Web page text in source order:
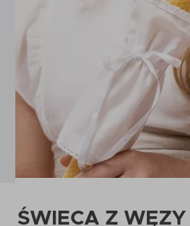
ŚWIECA Z WĘZY